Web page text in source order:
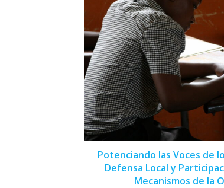
Potenciando las Voces de
Defensa Local y
Mecanismos de la